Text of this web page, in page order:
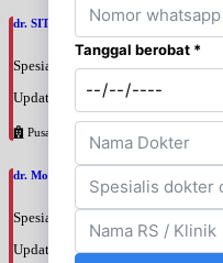
dr. SITI BUDIATI WIDYASTUTI, SpA
Spesialis: Anak
Update terakhir: 2026-08-06
Pusat Pertamina
dr. Moelyono, SpA
Spesialis: Anak
Update terakhir: 2026-08-06